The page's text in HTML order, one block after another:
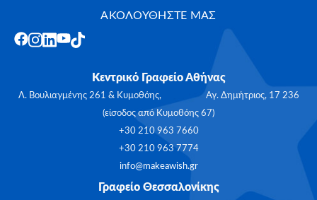
ΑΚΟΛΟΥΘΗΣΤΕ ΜΑΣ
Κεντρικό Γραφείο Αθήνας
Λ. Βουλιαγμένης 261 & Κυμοθόης, Αγ. Δημήτριος, 17 236
(είσοδος από Κυμοθόης 67)
+30 210 963 7660
+30 210 963 7774
info@makeawish.gr
Γραφείο Θεσσαλονίκης